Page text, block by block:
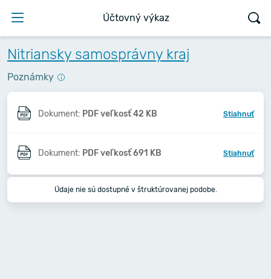
Účtovný výkaz
Nitriansky samosprávny kraj
Poznámky
Dokument: PDF veľkosť 42 KB Stiahnuť
Dokument: PDF veľkosť 691 KB Stiahnuť
Údaje nie sú dostupné v štruktúrovanej podobe.